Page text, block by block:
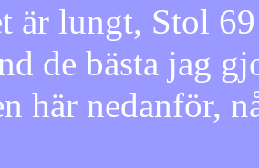
är lungt, Stol
de bästa jag
här nedanför,